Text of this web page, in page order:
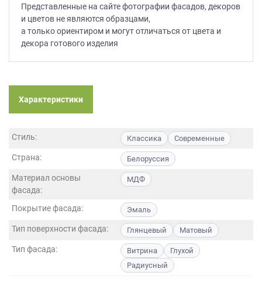
Характеристики
Стиль: Классика Современные
Страна: Белоруссия
Материал основы
фасада:
МДФ
Покрытие фасада: Эмаль
Тип поверхности фасада: Глянцевый Матовый
Тип фасада: Витрина
Глухой
Радиусный
Представленные на сайте фотографии фасадов, декоров
и цветов не являются образцами,
а только ориентиром и могут отличаться от цвета и
декора готового изделия